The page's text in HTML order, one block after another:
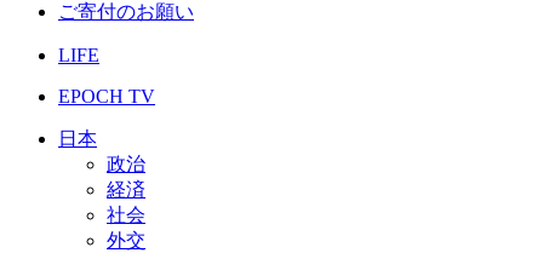
ご寄付のお願い
LIFE
EPOCH TV
日本
政治
経済
社会
外交